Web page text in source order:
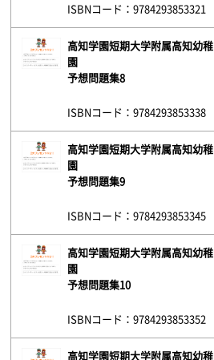
ISBNコード：9784293853321
高知学園短期大学附属高知幼稚
園
予想問題集8
ISBNコード：9784293853338
高知学園短期大学附属高知幼稚
園
予想問題集9
ISBNコード：9784293853345
高知学園短期大学附属高知幼稚
園
予想問題集10
ISBNコード：9784293853352
高知学園短期大学附属高知幼稚